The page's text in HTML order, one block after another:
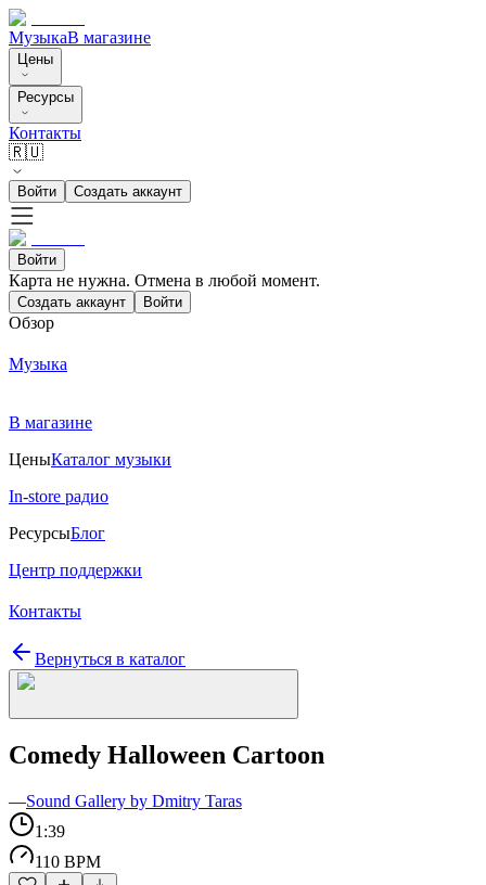
МузыкаВ магазине
Цены
Ресурсы
Контакты
🇷🇺
Войти Создать аккаунт
Войти
Карта не нужна. Отмена в любой момент.
Создать аккаунт Войти
Обзор
Музыка
В магазине
ЦеныКаталог музыки
In-store радио
РесурсыБлог
Центр поддержки
Контакты
Вернуться в каталог
Comedy Halloween Cartoon
—Sound Gallery by Dmitry Taras
1:39
110 BPM